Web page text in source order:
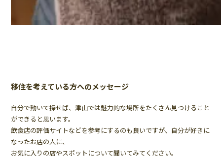
移住を考えている方へのメッセージ
自分で動いて探せば、津山では魅力的な場所をたくさん見つけること
ができると思います。
飲食店の評価サイトなどを参考にするのも良いですが、自分が好きに
なったお店の人に、
お気に入りの店やスポットについて聞いてみてください。